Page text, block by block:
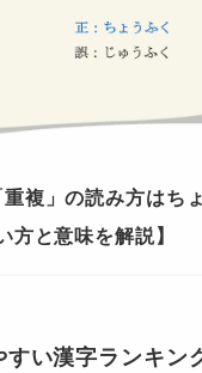
重複」の読み方はち
方と意味を解説】
すい漢字ランキ